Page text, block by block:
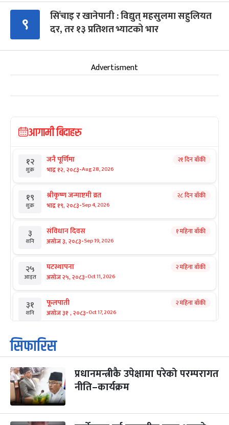
९
सिँचाइ र खानेपानी : विद्युत् महसुलमा सहुलियत
दर, तर १३ प्रतिशत भ्याटको भार
Advertisment
आगामी बिदाहरु
१२
शुक्र
जनै पूर्णिमा
भाद्र १२, २०८३-Aug 28, 2026
२१ दिन बाँकी
१९
शुक्र
श्रीकृष्ण जन्माष्टमी व्रत
भाद्र १९, २०८३-Sep 4, 2026
२८ दिन बाँकी
३
शनि
संविधान दिवस
असोज ३, २०८३-Sep 19, 2026
१ महिना बाँकी
२५
आइत
घटस्थापना
असोज २५, २०८३-Oct 11, 2026
२ महिना बाँकी
३१
शनि
फूलपाती
असोज ३१ , २०८३-Oct 17, 2026
२ महिना बाँकी
१
आइत
कार्तिक सङ्क्रान्ति
कार्तिक १, २०८३
३
मंगल
महानवमी
कार्तिक ३, २०८३-Oct 20, 2026
२ महिना बाँकी
४
बुध कार्तिक ४, २०८३ -Oct 21, 2026
सिफारिस
प्रधानमन्त्रीकै उपेक्षामा परेको परम्परागत
नीति–कार्यक्रम